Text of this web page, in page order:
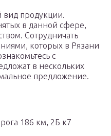
продукции.
в данной сфере,
Сотрудничать
которых в Рязани
с
в нескольких
предложение.
186 км, 2Б к7